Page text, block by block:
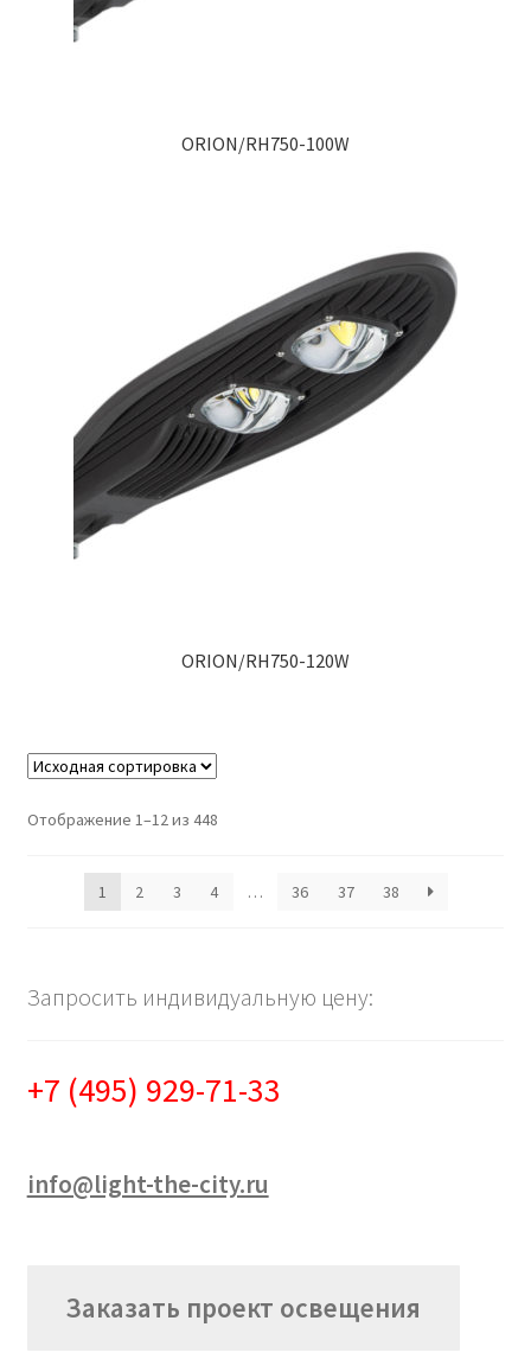
ORION/RH750-100W
ORION/RH750-120W
Отображение 1–12 из 448
1 2 3 4 … 36 37 38
Запросить индивидуальную цену:
+7 (495) 929-71-33
info@light-the-city.ru
Заказать проект освещения